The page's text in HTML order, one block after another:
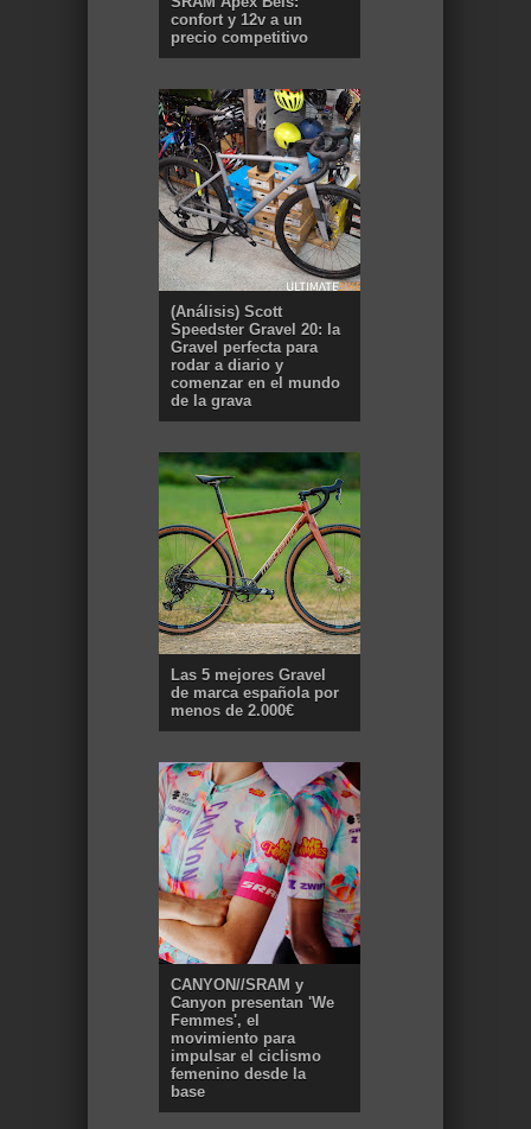
confort y 12v a un
precio competitivo
(Análisis) Scott
Speedster Gravel 20: la
Gravel perfecta para
rodar a diario y
comenzar en el mundo
de la grava
Las 5 mejores Gravel
de marca española por
menos de 2.000€
CANYON//SRAM y
Canyon presentan 'We
Femmes', el
movimiento para
impulsar el ciclismo
femenino desde la
base